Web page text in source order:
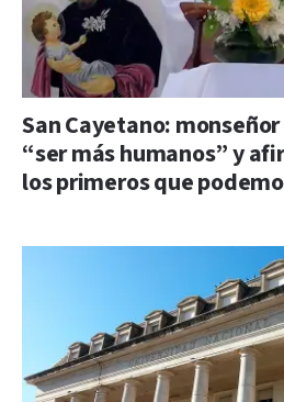
San Cayetano:
“ser más humanos” y
los primeros que